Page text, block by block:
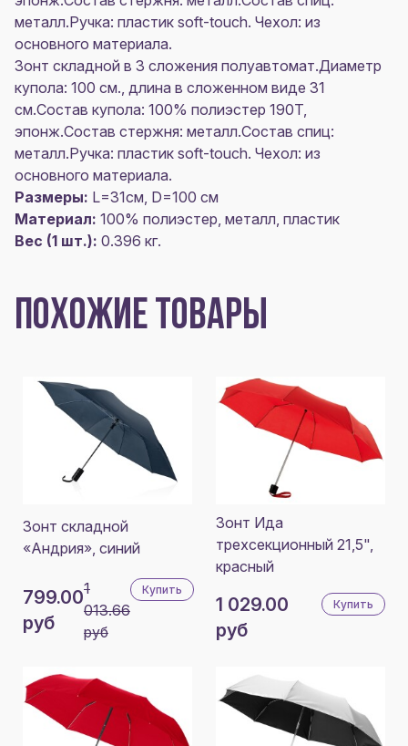
металл.Ручка: пластик soft-touch. Чехол: из
основного материала.
Зонт складной в 3 сложения полуавтомат.Диаметр
купола: 100 см., длина в сложенном виде 31
см.Состав купола: 100% полиэстер 190T,
эпонж.Состав стержня: металл.Состав спиц:
металл.Ручка: пластик soft-touch. Чехол: из
основного материала.
Размеры: L=31см, D=100 см
Материал: 100% полиэстер, металл, пластик
Вес (1 шт.): 0.396 кг.
ПОХОЖИЕ ТОВАРЫ
Зонт складной
«Андрия», синий
799.00
руб
1
013.66
руб
Купить
Зонт Ида
трехсекционный 21,5",
красный
1 029.00
руб
Купить